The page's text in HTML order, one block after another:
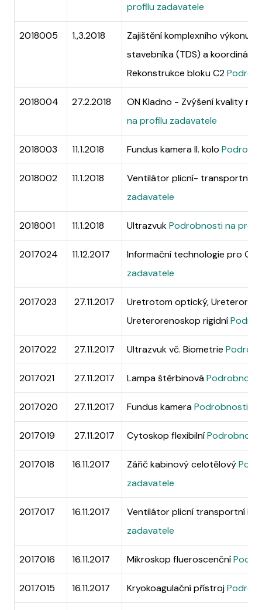
profilu zadavatele
2018005 1.,3.2018
Zajištění komplexního výkonu
stavebníka (TDS) a
Rekonstrukce bloku C2
2018004 27.2.2018
ON Kladno - Zvýšení kvality
na profilu zadavatele
2018003 11.1.2018 Fundus kamera II. kolo
2018002 11.1.2018
Ventilátor plicní- transportní II.
zadavatele
2018001 11.1.2018 UltrazvukPodrobnosti na
2017024 11.12.2017
Informační technologie pro
zadavatele
2017023 27.11.2017
Uretrotom optický,
Ureterorenoskop rigidní
2017022 27.11.2017 Ultrazvuk vč. Biometrie
2017021 27.11.2017 Lampa štěrbinová
2017020 27.11.2017 Fundus kameraPodrobnosti
2017019 27.11.2017 Cytoskop flexibilní
2017018 16.11.2017 Zářič kabinový celotělový
zadavatele
2017017 16.11.2017 Ventilátor plicní transportní
zadavatele
2017016 16.11.2017 Mikroskop flueroscenční
2017015 16.11.2017 Kryokoagulační přístroj